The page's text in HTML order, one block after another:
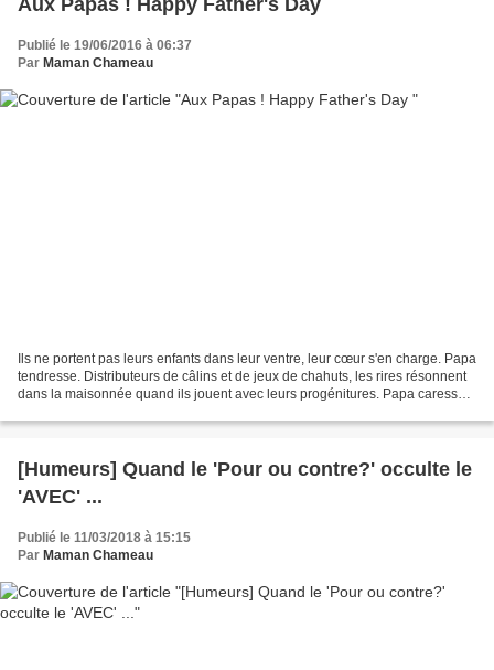
Aux Papas ! Happy Father's Day
Publié le 19/06/2016 à 06:37
Par Maman Chameau
Ils ne portent pas leurs enfants dans leur ventre, leur cœur s'en charge. Papa
tendresse. Distributeurs de câlins et de jeux de chahuts, les rires résonnent
dans la maisonnée quand ils jouent avec leurs progénitures. Papa caresse.
[Humeurs] Quand le 'Pour ou contre?' occulte le
'AVEC' ...
Publié le 11/03/2018 à 15:15
Par Maman Chameau